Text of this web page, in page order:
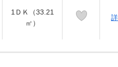
1ＤＫ（33.21
㎡）